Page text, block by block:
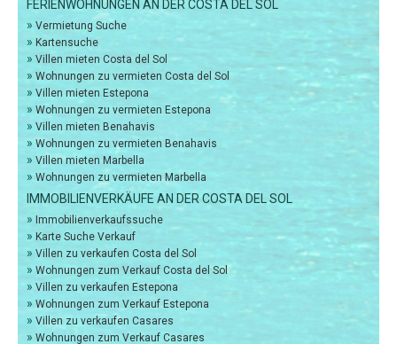
FERIENWOHNUNGEN AN DER COSTA DEL SOL
» Vermietung Suche
» Kartensuche
» Villen mieten Costa del Sol
» Wohnungen zu vermieten Costa del Sol
» Villen mieten Estepona
» Wohnungen zu vermieten Estepona
» Villen mieten Benahavis
» Wohnungen zu vermieten Benahavis
» Villen mieten Marbella
» Wohnungen zu vermieten Marbella
IMMOBILIENVERKÄUFE AN DER COSTA DEL SOL
» Immobilienverkaufssuche
» Karte Suche Verkauf
» Villen zu verkaufen Costa del Sol
» Wohnungen zum Verkauf Costa del Sol
» Villen zu verkaufen Estepona
» Wohnungen zum Verkauf Estepona
» Villen zu verkaufen Casares
» Wohnungen zum Verkauf Casares